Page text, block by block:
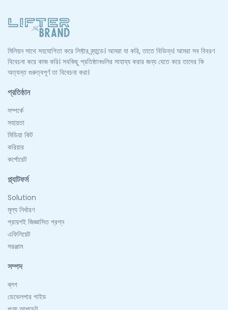
মিলিয়ন সাথে সহযোগিতা করে লিফ্টার ব্র্যান্ডে। আমরা যা করি, তাতে বিভিন্ন। আমরা সব বিবরণ
বিবেচনা করে কাজ করি। সবকিছু প্রতিষ্ঠানগুলির সাহায্য করার জন্য যেতে করে তাদের কি
অত্যন্ত গুরুত্বপূর্ণ তা বিবেচনা করা।
প্রতিষ্ঠান
সম্পর্কে
সহায়তা
মিডিয়া কিট
করিয়ার
কর্পোরেট
প্ল্যাটফর্ম
Solution
মূল্য নির্ধারণ
প্রায়শই জিজ্ঞাসিত প্রশ্ন
এফিলিয়েট
সরঞ্জাম
সম্পদ
ব্লগ
ডেভেলপার গাইড